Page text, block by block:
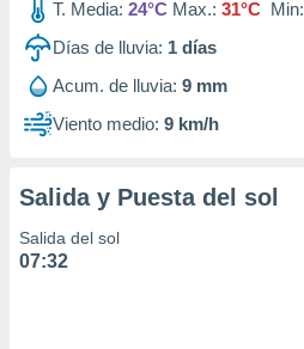
T. Media: 24°C Max.: 31°C Min:
Días de lluvia: 1 días
Acum. de lluvia: 9 mm
Viento medio: 9 km/h
Salida y Puesta del sol
Salida del sol
07:32